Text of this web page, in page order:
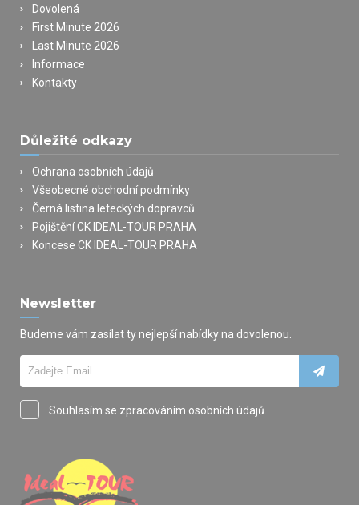
Dovolená
First Minute 2026
Last Minute 2026
Informace
Kontakty
Důležité odkazy
Ochrana osobních údajů
Všeobecné obchodní podmínky
Černá listina leteckých dopravců
Pojištění CK IDEAL-TOUR PRAHA
Koncese CK IDEAL-TOUR PRAHA
Newsletter
Budeme vám zasílat ty nejlepší nabídky na dovolenou.
Souhlasím se zpracováním osobních údajů.